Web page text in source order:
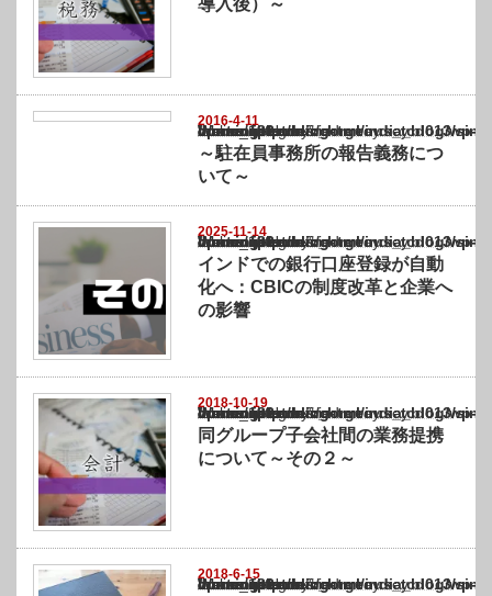
導入後）～
2016-4-11
Warning
: Undefined array key "show_category" in
/home/netst/kuno-cpa.co.jp/public_html/india_blog/wp-content/themes/
on line183
～駐在員事務所の報告義務につ
いて～
2025-11-14
Warning
: Undefined array key "show_category" in
/home/netst/kuno-cpa.co.jp/public_html/india_blog/wp-content/themes/
on line183
インドでの銀行口座登録が自動
化へ：CBICの制度改革と企業へ
の影響
2018-10-19
Warning
: Undefined array key "show_category" in
/home/netst/kuno-cpa.co.jp/public_html/india_blog/wp-content/themes/
on line183
同グループ子会社間の業務提携
について～その２～
2018-6-15
Warning
: Undefined array key "show_category" in
/home/netst/kuno-cpa.co.jp/public_html/india_blog/wp-content/themes/
on line183